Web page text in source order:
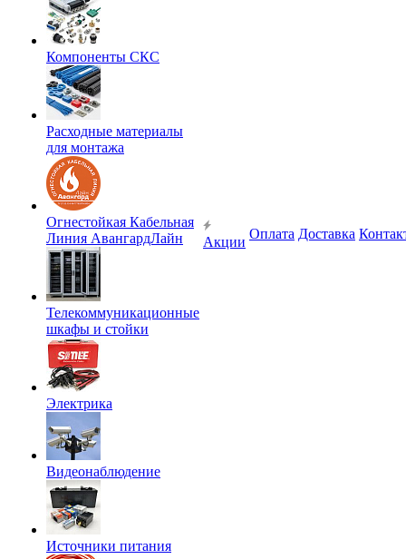
Компоненты СКС
Расходные материалы
для монтажа
Огнестойкая Кабельная
Линия АвангардЛайн
Телекоммуникационные
шкафы и стойки
Электрика
Видеонаблюдение
Источники питания
Акции
Оплата Доставка